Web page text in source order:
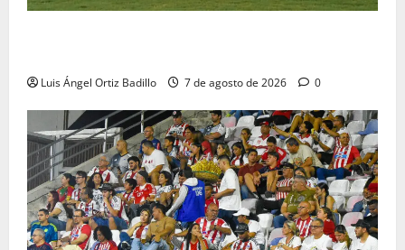
Luis Ángel Ortiz Badillo 7 de agosto de 2026 0